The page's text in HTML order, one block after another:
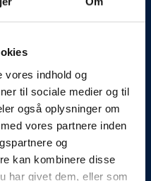
vores indhold og
til sociale medier og til
også oplysninger om
vores partnere inden
og
kan kombinere disse
har givet dem, eller som